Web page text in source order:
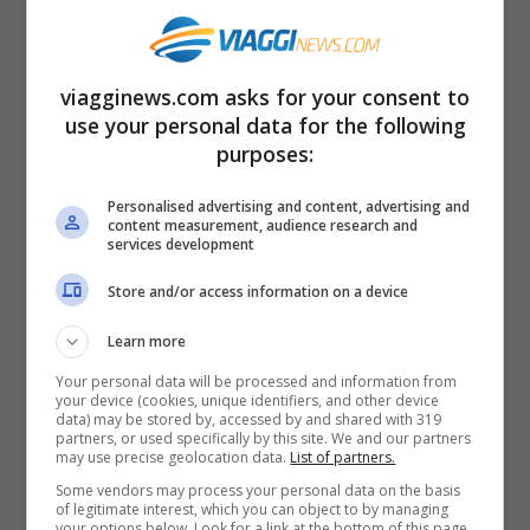
perché il bianco della roccia calcarea
spicca sulle rocce più scure della
montagna e il verde che le ricopre.
Per la precisione di tratta di due formazioni
rocciose, o cascate pietrificate attigue,
una alta 90 metri e l’altra 50 metri. Le
piscine che si trovano in cima alla cascata
sono alcune naturali altre artificiali, su più
livelli, hanno un’acqua turchese e offrono
una vista spettacolare a pochi metri dallo
strapiombo.
viagginews.com asks for your consent to
use your personal data for the following
purposes:
Personalised advertising and content, advertising and
content measurement, audience research and
services development
Store and/or access information on a device
Learn more
Your personal data will be processed and information from
your device (cookies, unique identifiers, and other device
data) may be stored by, accessed by and shared with 319
partners, or used specifically by this site. We and our partners
may use precise geolocation data. List of partners.
Some vendors may process your personal data on the basis
of legitimate interest, which you can object to by managing